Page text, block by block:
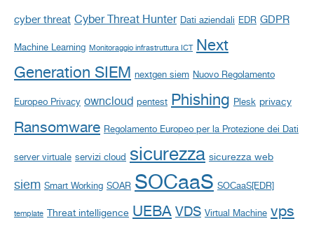
cyber threat Cyber Threat Hunter Dati aziendali EDR GDPR
Machine Learning Monitoraggio infrastruttura ICT
Next
Generation SIEM nextgen siem Nuovo Regolamento
Europeo Privacy owncloud pentest Phishing Plesk privacy
Ransomware Regolamento Europeo per la Protezione dei Dati
server virtuale servizi cloud sicurezza sicurezza web
siem Smart Working SOAR SOCaaS SOCaaS[EDR]
template Threat intelligence UEBA VDS Virtual Machine vps